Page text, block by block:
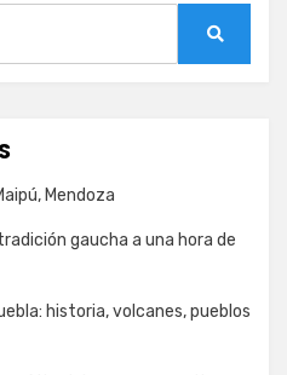
Mendoza
gaucha a una hora de
historia, volcanes, pueblos